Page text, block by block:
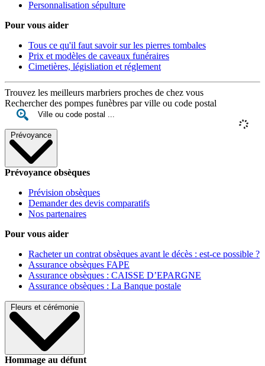
Personnalisation sépulture
Pour vous aider
Tous ce qu'il faut savoir sur les pierres tombales
Prix et modèles de caveaux funéraires
Cimetières, législiation et réglement
Trouvez les meilleurs marbriers proches de chez vous
Rechercher des pompes funèbres par ville ou code postal
Prévoyance
Prévoyance obsèques
Prévision obsèques
Demander des devis comparatifs
Nos partenaires
Pour vous aider
Racheter un contrat obsèques avant le décès : est-ce possible ?
Assurance obsèques FAPE
Assurance obsèques : CAISSE D’EPARGNE
Assurance obsèques : La Banque postale
Fleurs et cérémonie
Hommage au défunt